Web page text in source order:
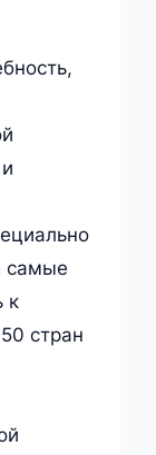
и
самые
к
стран